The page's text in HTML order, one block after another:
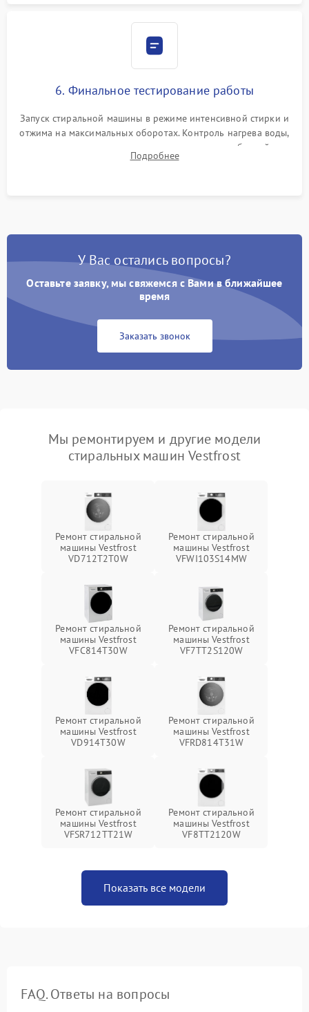
6. Финальное тестирование работы
Запуск стиральной машины в режиме интенсивной стирки и
отжима на максимальных оборотах. Контроль нагрева воды,
корректности слива, отсутствия излишних вибраций,
посторонних стуков и протечек под корпусом.
Подробнее
У Вас остались вопросы?
Оставьте заявку, мы свяжемся с Вами в ближайшее
время
Заказать звонок
Мы ремонтируем и другие модели
стиральных машин Vestfrost
Ремонт стиральной
машины Vestfrost
VD712T2T0W
Ремонт стиральной
машины Vestfrost
VFWI103S14MW
Ремонт стиральной
машины Vestfrost
VFC814T30W
Ремонт стиральной
машины Vestfrost
VF7TT2S120W
Ремонт стиральной
машины Vestfrost
VD914T30W
Ремонт стиральной
машины Vestfrost
VFRD814T31W
Ремонт стиральной
машины Vestfrost
VFSR712TT21W
Ремонт стиральной
машины Vestfrost
VF8TT2120W
Показать все модели
FAQ. Ответы на вопросы